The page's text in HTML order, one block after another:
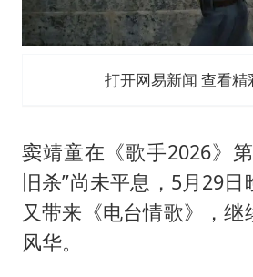
韩军前线
打开网易新闻 查看精
窦靖童在《歌手2026》
旧杀”尚未平息，5月29
又带来《电台情歌》，
风华。